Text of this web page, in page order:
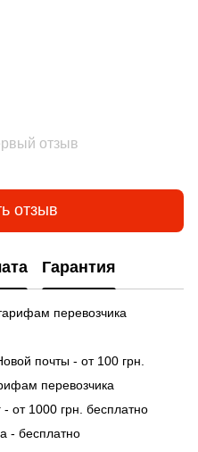
отзыв
отзыв
Гарантия
перевозчика
почты - от 100 грн.
перевозчика
- от 1000 грн. бесплатно
- бесплатно